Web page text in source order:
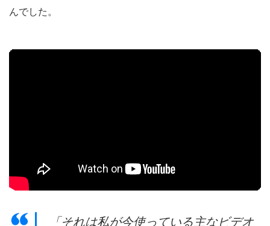
んでした。
「それは私が今使っている主なビデオ